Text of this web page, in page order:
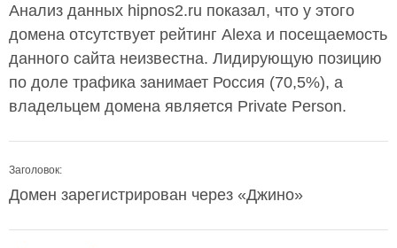
Анализ данных hipnos2.ru показал, что у этого
домена отсутствует рейтинг Alexa и посещаемость
данного сайта неизвестна. Лидирующую позицию
по доле трафика занимает Россия (70,5%), а
владельцем домена является Private Person.
Заголовок:
Домен зарегистрирован через «Джино»